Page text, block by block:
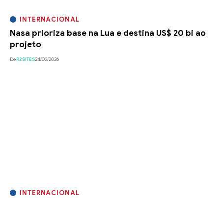
INTERNACIONAL
Nasa prioriza base na Lua e destina US$ 20 bi ao
projeto
DeR2SITES24/03/2026
INTERNACIONAL